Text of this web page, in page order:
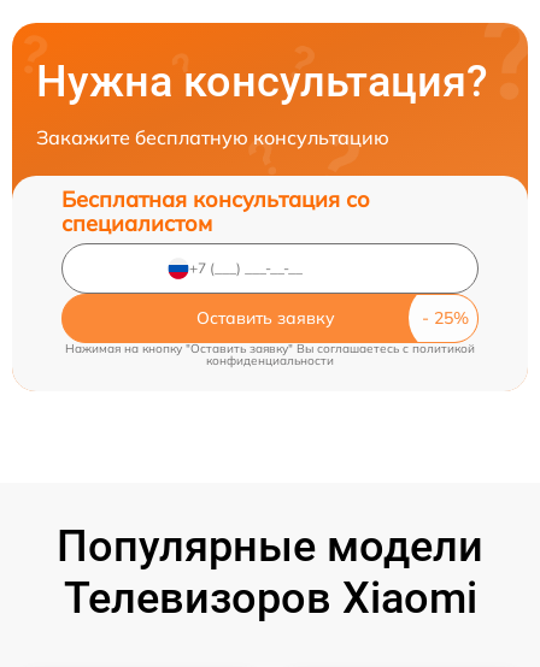
Нужна консультация?
Закажите бесплатную консультацию
Бесплатная консультация со
специалистом
Оставить заявку
Нажимая на кнопку "Оставить заявку" Вы соглашаетесь cполитикой
конфиденциальности
Популярные модели
Телевизоров Xiaomi